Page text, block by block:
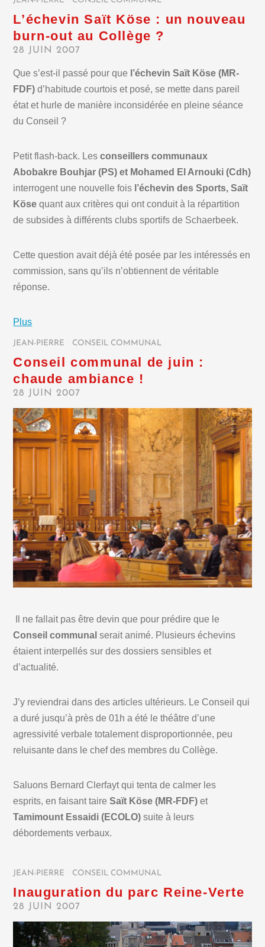
L’échevin Saït Köse : un nouveau
burn-out au Collège ?
28 JUIN 2007
Que s’est-il passé pour que l’échevin Saït Köse (MR-
FDF) d’habitude courtois et posé, se mette dans pareil
état et hurle de manière inconsidérée en pleine séance
du Conseil ?
Petit flash-back. Lesconseillers communaux
Abobakre Bouhjar (PS) et Mohamed El Arnouki (Cdh)
interrogent une nouvelle fois l’échevin des Sports, Saït
Köse quant aux critères qui ont conduit à la répartition
de subsides à différents clubs sportifs de Schaerbeek.
Cette question avait déjà été posée par les intéressés en
commission, sans qu’ils n’obtiennent de véritable
réponse.
Plus
JEAN-PIERRE CONSEIL COMMUNAL
Conseil communal de juin :
chaude ambiance !
28 JUIN 2007
Il ne fallait pas être devin que pour prédire que le
Conseil communal serait animé. Plusieurs échevins
étaient interpellés sur des dossiers sensibles et
d’actualité.
J’y reviendrai dans des articles ultérieurs. Le Conseil qui
a duré jusqu’à près de 01h a été le théâtre d’une
agressivité verbale totalement disproportionnée, peu
reluisante dans le chef des membres du Collège.
Saluons Bernard Clerfayt qui tenta de calmer les
esprits, en faisant taireSaït Köse (MR-FDF) et
Tamimount Essaidi (ECOLO) suite à leurs
débordements verbaux.
JEAN-PIERRE CONSEIL COMMUNAL
Inauguration du parc Reine-Verte
28 JUIN 2007